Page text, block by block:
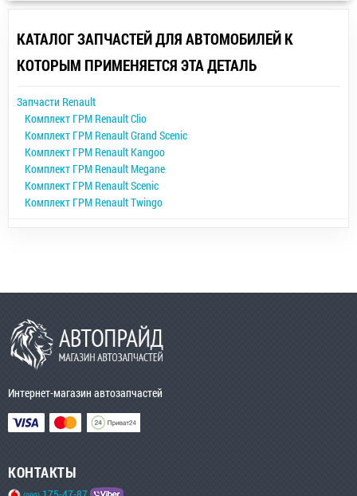
КАТАЛОГ ЗАПЧАСТЕЙ ДЛЯ АВТОМОБИЛЕЙ К
КОТОРЫМ ПРИМЕНЯЕТСЯ ЭТА ДЕТАЛЬ
Запчасти Renault
Комплект ГРМ Renault Clio
Комплект ГРМ Renault Grand Scenic
Комплект ГРМ Renault Kangoo
Комплект ГРМ Renault Megane
Комплект ГРМ Renault Scenic
Комплект ГРМ Renault Twingo
Интернет-магазин автозапчастей
КОНТАКТЫ